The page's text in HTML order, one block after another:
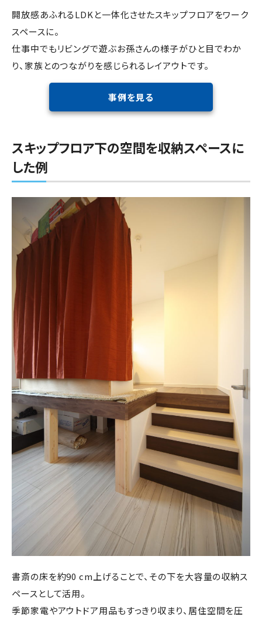
開放感あふれるLDKと一体化させたスキップフロアをワーク
スペースに。
仕事中でもリビングで遊ぶお孫さんの様子がひと目でわか
り、家族とのつながりを感じられるレイアウトです。
事例を見る
スキップフロア下の空間を収納スペースに
した例
書斎の床を約90 cm上げることで、その下を大容量の収納ス
ペースとして活用。
季節家電やアウトドア用品もすっきり収まり、居住空間を圧